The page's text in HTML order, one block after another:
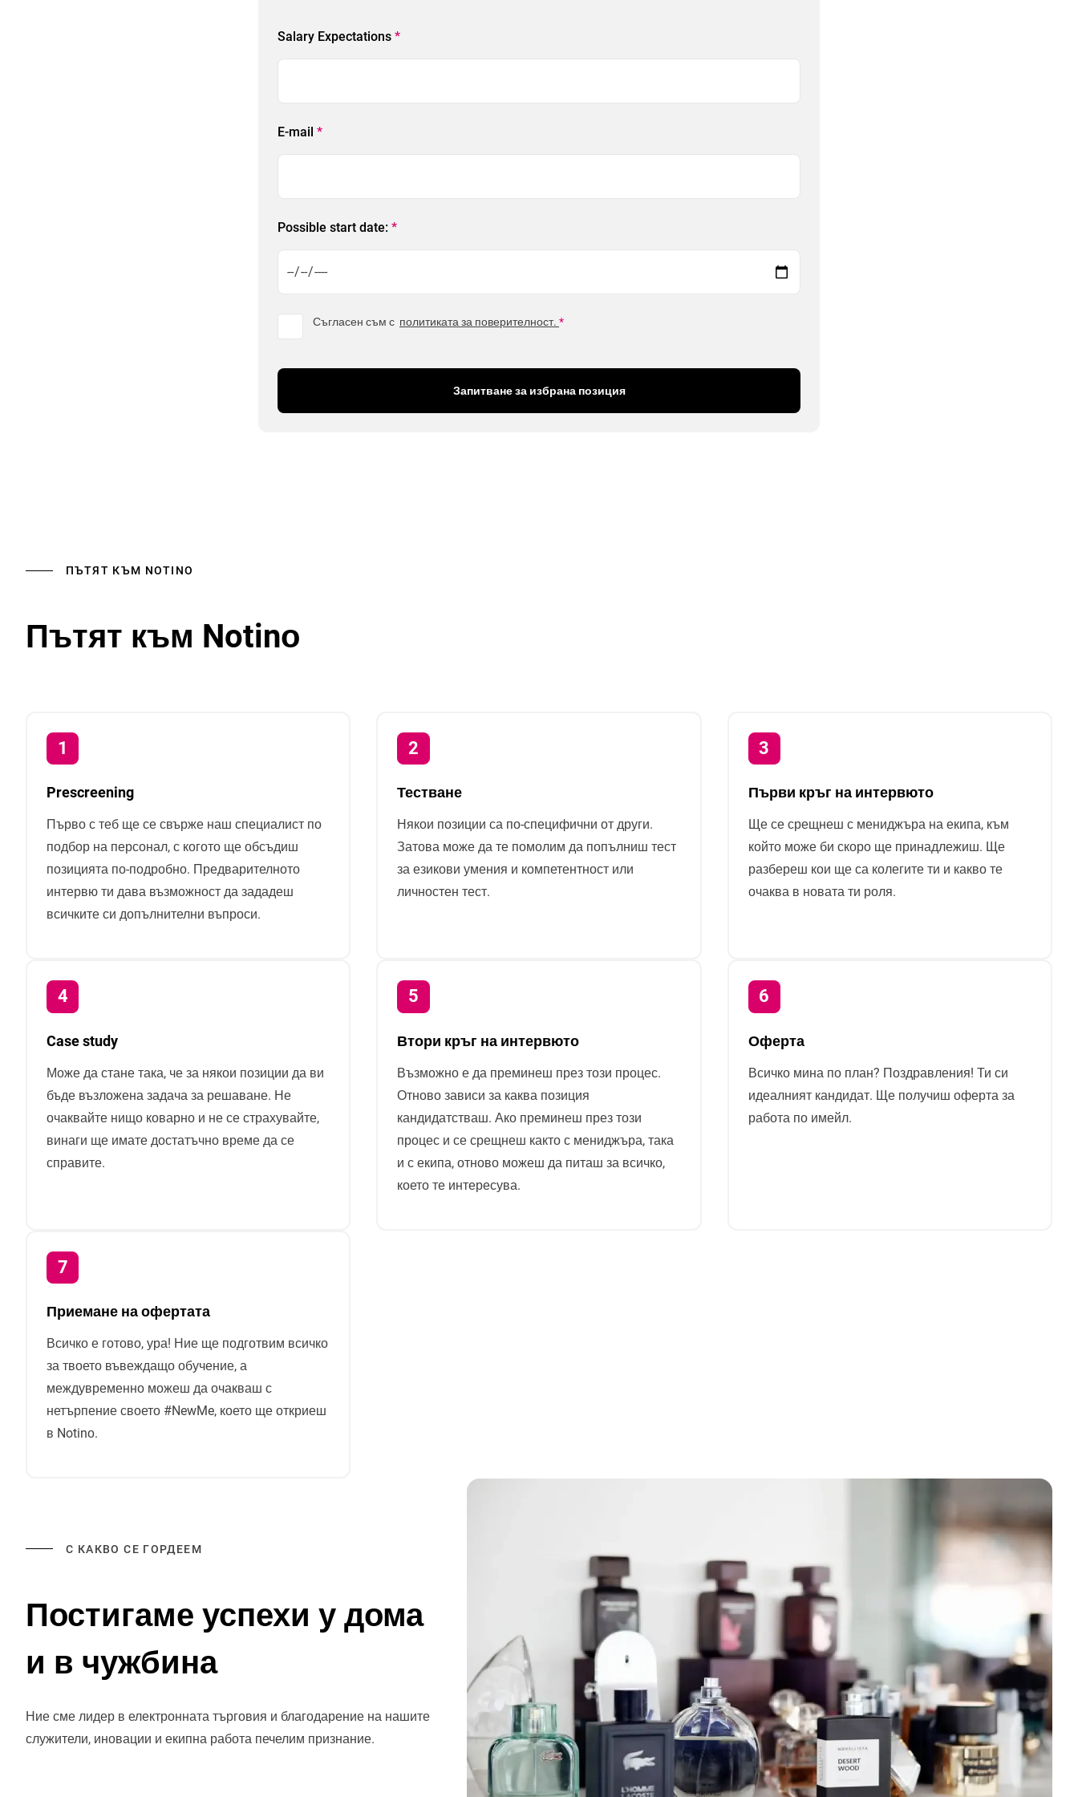
Salary Expectations *
E-mail *
Possible start date: *
Съгласен съм с политиката за поверителност. *
Запитване за избрана позиция
ПЪТЯТ КЪМ NOTINО
Пътят към Notinо
Prescreening
Първо с теб ще се свърже наш специалист по
подбор на персонал, с когото ще обсъдиш
позицията по-подробно. Предварителното
интервю ти дава възможност да зададеш
всичките си допълнителни въпроси.
Тестване
Някои позиции са по-специфични от други.
Затова може да те помолим да попълниш тест
за езикови умения и компетентност или
личностен тест.
Първи кръг на интервюто
Ще се срещнеш с мениджъра на екипа, към
който може би скоро ще принадлежиш. Ще
разбереш кои ще са колегите ти и какво те
очаква в новата ти роля.
Case study
Може да стане така, че за някои позиции да ви
бъде възложена задача за решаване. Не
очаквайте нищо коварно и не се страхувайте,
винаги ще имате достатъчно време да се
справите.
Втори кръг на интервюто
Възможно е да преминеш през този процес.
Отново зависи за каква позиция
кандидатстваш. Ако преминеш през този
процес и се срещнеш както с мениджъра, така
и с екипа, отново можеш да питаш за всичко,
което те интересува.
Оферта
Всичко мина по план? Поздравления! Ти си
идеалният кандидат. Ще получиш оферта за
работа по имейл.
Приемане на офертата
Всичко е готово, ура! Ние ще подготвим всичко
за твоето въвеждащо обучение, а
междувременно можеш да очакваш с
нетърпение своето #NewMe, което ще откриеш
в Notinо.
С КАКВО СЕ ГОРДЕЕМ
Постигаме успехи у дома
и в чужбина
Ние сме лидер в електронната търговия и благодарение на нашите
служители, иновации и екипна работа печелим признание.